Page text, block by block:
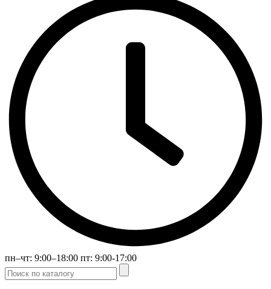
пн–чт: 9:00–18:00 пт: 9:00-17:00